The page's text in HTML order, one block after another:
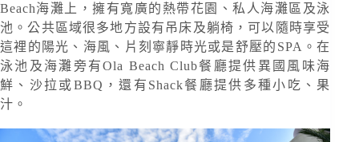
Beach海灘上，擁有寬廣的熱帶花園、私人海灘區及泳
池。公共區域很多地方設有吊床及躺椅，可以隨時享受
這裡的陽光、海風、片刻寧靜時光或是舒壓的SPA。在
泳池及海灘旁有Ola Beach Club餐廳提供異國風味海
鮮、沙拉或BBQ，還有Shack餐廳提供多種小吃、果
汁。